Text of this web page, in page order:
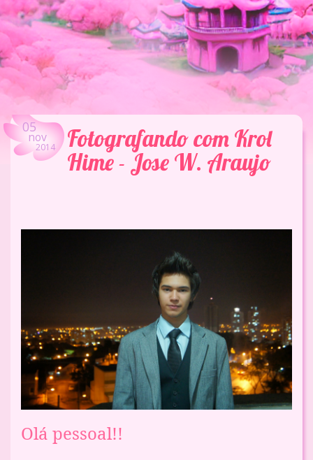
05nov
2014
Fotografando com Krol
Hime - Jose W. Araujo
Olá pessoal!!